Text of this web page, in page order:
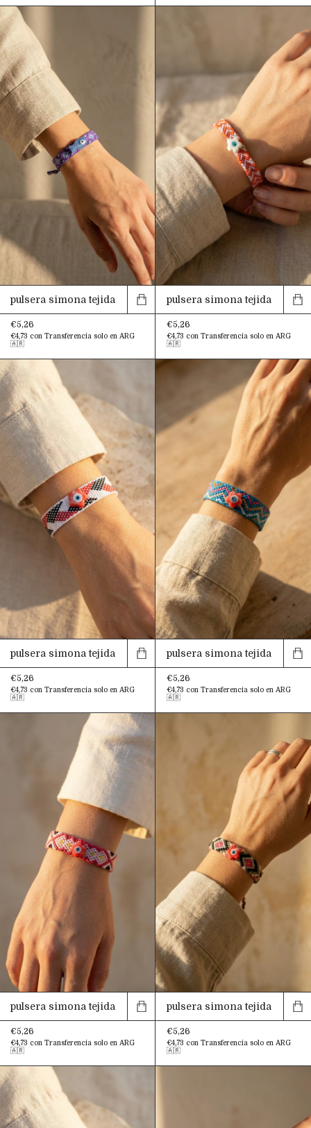
pulsera simona tejida
€5,26
€4,73 con Transferencia solo en ARG
🇦🇷
pulsera simona tejida
€5,26
€4,73 con Transferencia solo en ARG
🇦🇷
pulsera simona tejida
€5,26
€4,73 con Transferencia solo en ARG
🇦🇷
pulsera simona tejida
€5,26
€4,73 con Transferencia solo en ARG
🇦🇷
pulsera simona tejida
€5,26
€4,73 con Transferencia solo en ARG
🇦🇷
pulsera simona tejida
€5,26
€4,73 con Transferencia solo en ARG
🇦🇷